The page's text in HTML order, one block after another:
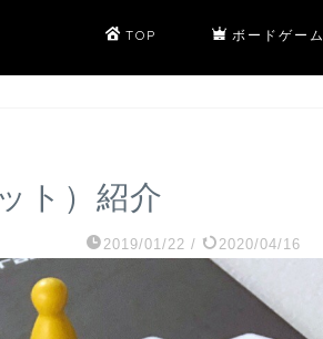
TOP ボードゲーム
ト）紹介
2019/01/22 / 2020/04/16